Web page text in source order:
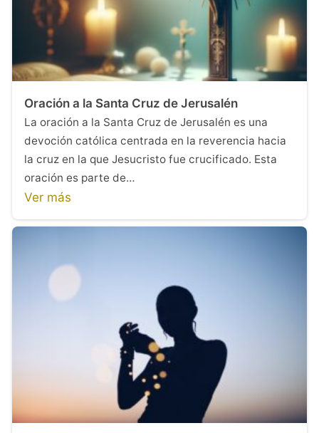
Oración a la Santa Cruz de Jerusalén
La oración a la Santa Cruz de Jerusalén es una
devoción católica centrada en la reverencia hacia
la cruz en la que Jesucristo fue crucificado. Esta
oración es parte de…
Ver más